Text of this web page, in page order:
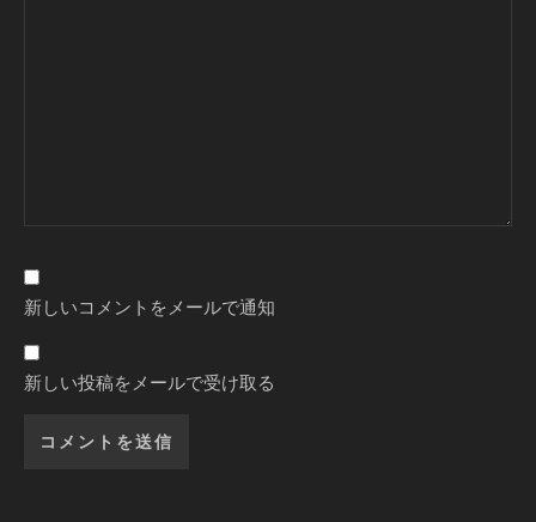
新しいコメントをメールで通知
新しい投稿をメールで受け取る